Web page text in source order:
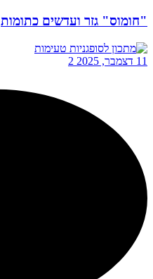
"חומוס" גזר ועדשים כתומות
11 דצמבר, 2025 2